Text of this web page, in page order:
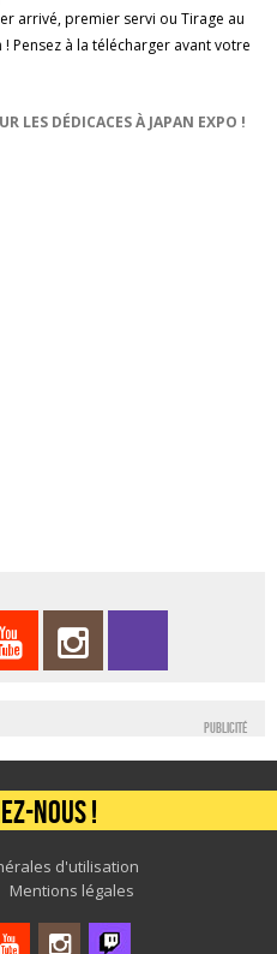
arrivé, premier servi ou Tirage au
Pensez à la télécharger avant votre
LES DÉDICACES À JAPAN EXPO !
Publicité
nous !
d'utilisation
Mentions légales